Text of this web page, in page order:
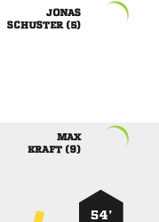

 

 
54’